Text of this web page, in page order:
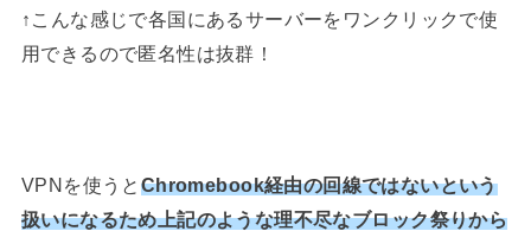
↑こんな感じで各国にあるサーバーをワンクリックで使
用できるので匿名性は抜群！
VPNを使うと Chromebook経由の回線ではないという
扱いになるため上記のような理不尽なブロック祭りから